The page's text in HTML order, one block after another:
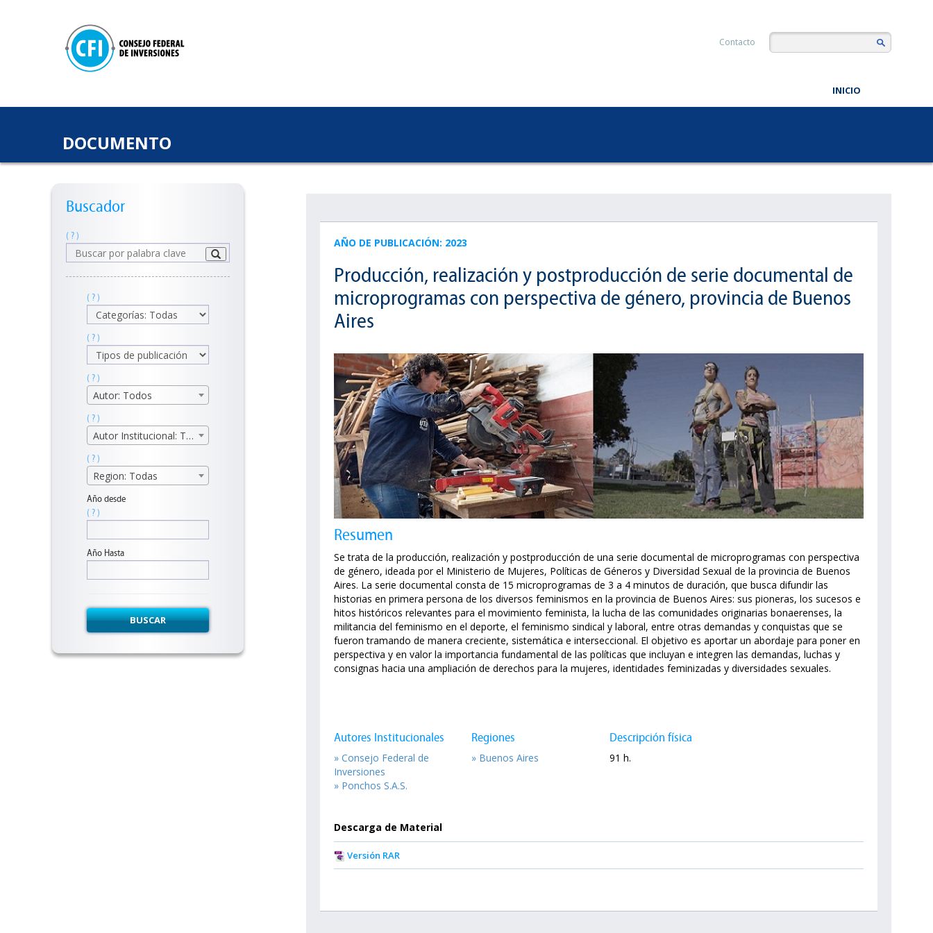
Contacto
INICIO
DOCUMENTO
Buscador
( ? )
( ? )
( ? )
( ? )
Autor: Todos
( ? )
Autor Institucional: Todos
( ? )
Region: Todas
Año desde
( ? )
Año Hasta
BUSCAR
AÑO DE PUBLICACIÓN: 2023
Producción, realización y postproducción de serie documental de
microprogramas con perspectiva de género, provincia de Buenos
Aires
Resumen
Se trata de la producción, realización y postproducción de una serie documental de microprogramas con perspectiva
de género, ideada por el Ministerio de Mujeres, Políticas de Géneros y Diversidad Sexual de la provincia de Buenos
Aires. La serie documental consta de 15 microprogramas de 3 a 4 minutos de duración, que busca difundir las
historias en primera persona de los diversos feminismos en la provincia de Buenos Aires: sus pioneras, los sucesos e
hitos históricos relevantes para el movimiento feminista, la lucha de las comunidades originarias bonaerenses, la
militancia del feminismo en el deporte, el feminismo sindical y laboral, entre otras demandas y conquistas que se
fueron tramando de manera creciente, sistemática e interseccional. El objetivo es aportar un abordaje para poner en
perspectiva y en valor la importancia fundamental de las políticas que incluyan e integren las demandas, luchas y
consignas hacia una ampliación de derechos para la mujeres, identidades feminizadas y diversidades sexuales.
Autores Institucionales
» Consejo Federal de
Inversiones
» Ponchos S.A.S.
Regiones
» Buenos Aires
Descripción física
91 h.
Descarga de Material
Versión RAR